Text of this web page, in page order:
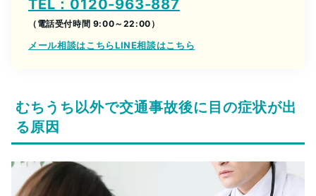
TEL：0120-963-887
（電話受付時間 9:00～22:00）
メール相談はこちらLINE相談はこちら
むちうち以外で交通事故後に目の症状が出
る原因